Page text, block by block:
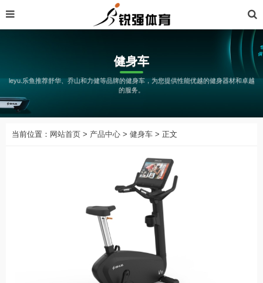
健身车
leyu.乐鱼推荐舒华、乔山和力健等品牌的健身车，为您提供性能优越的健身器材和卓越
的服务。
当前位置： 网站首页 > 产品中心 > 健身车 > 正文